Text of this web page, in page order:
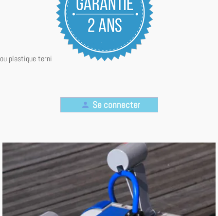
ou plastiqueterni
person Se connecter